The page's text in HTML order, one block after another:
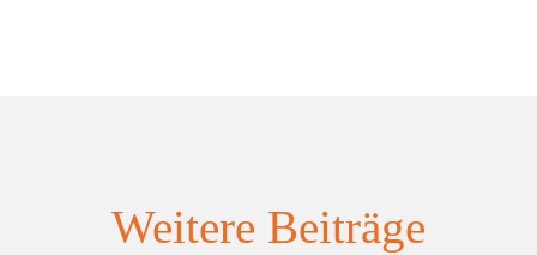
Weitere Beiträge